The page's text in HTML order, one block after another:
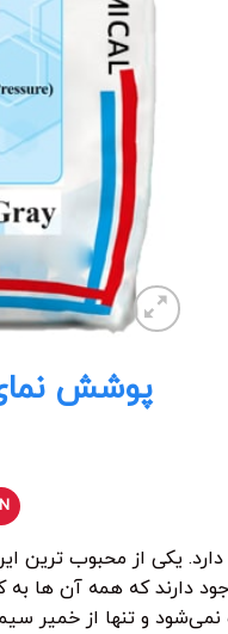
پوشش
دارد. یکی از محبوب
دارند که همه آن ها
و تنها از خمیر